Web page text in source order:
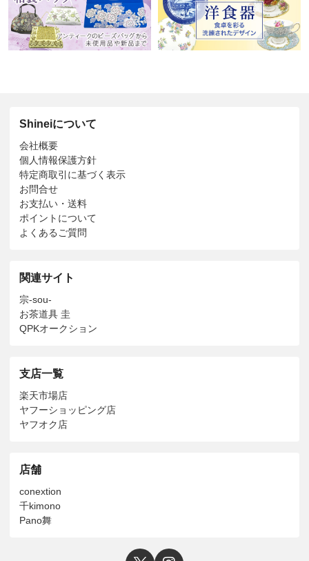
Shineiについて
会社概要
個人情報保護方針
特定商取引に基づく表示
お問合せ
お支払い・送料
ポイントについて
よくあるご質問
関連サイト
宗-sou-
お茶道具 圭
QPKオークション
支店一覧
楽天市場店
ヤフーショッピング店
ヤフオク店
店舗
conextion
千kimono
Pano舞